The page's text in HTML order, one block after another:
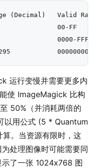
(Decimal)   Valid
00-FF
0000-FFFF
运行变慢并需要更多内
使 ImageMagick 比构
50%（并消耗两倍的
以用公式 (5 * Quantum
。当资源有限时，这
处理图像时可能需要同
示了一张 1024x768 图